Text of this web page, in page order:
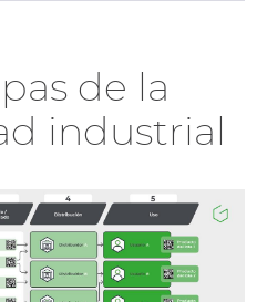
de la
industrial